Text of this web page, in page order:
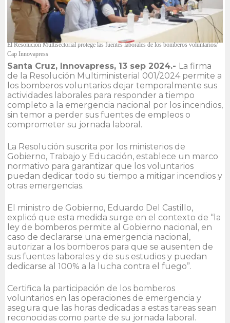
El Resolución Multisectorial protege las fuentes laborales de los bomberos voluntarios/
Cap Innovapress
Santa Cruz, Innovapress, 13 sep 2024.- La firma
de la Resolución Multiministerial 001/2024 permite a
los bomberos voluntarios dejar temporalmente sus
actividades laborales para responder a tiempo
completo a la emergencia nacional por los incendios,
sin temor a perder sus fuentes de empleos o
comprometer su jornada laboral.
La Resolución suscrita por los ministerios de
Gobierno, Trabajo y Educación, establece un marco
normativo para garantizar que los voluntarios
puedan dedicar todo su tiempo a mitigar incendios y
otras emergencias.
El ministro de Gobierno, Eduardo Del Castillo,
explicó que esta medida surge en el contexto de “la
ley de bomberos permite al Gobierno nacional, en
caso de declararse una emergencia nacional,
autorizar a los bomberos para que se ausenten de
sus fuentes laborales y de sus estudios y puedan
dedicarse al 100% a la lucha contra el fuego”.
Certifica la participación de los bomberos
voluntarios en las operaciones de emergencia y
asegura que las horas dedicadas a estas tareas sean
reconocidas como parte de su jornada laboral.